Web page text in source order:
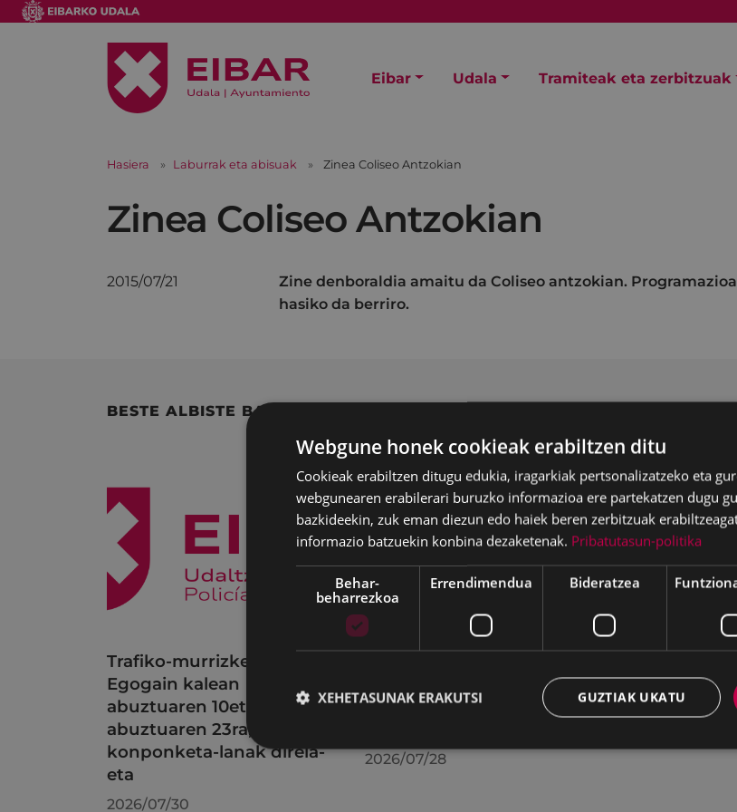
Eibar Udala Tramiteak eta zerbitzuak
Hasiera Laburrak eta abisuak Zinea Coliseo Antzokian
Zinea Coliseo Antzokian
2015/07/21
Zine denboraldia amaitu da Coliseo antzokian.
hasiko da berriro.
BESTE ALBISTE BATZUK
Trafiko-murrizketak
Egogain kalean
abuztuaren 10etik
abuztuaren 23ra,
konponketa-lanak direla-
eta
2026/07/30
uztailaren 27an egindako
bilkuran hartutako
2026/07/28
egongo da
24ra arte
Webgune honek cookieak erabiltzen ditu
Cookieak erabiltzen ditugu edukia, iragarkiak pertsonalizatzeko eta
webgunearen erabilerari buruzko informazioa ere partekatzen dugu
bazkideekin, zuk eman diezun edo haiek beren zerbitzuak
informazio batzuekin konbina dezaketenak. Pribatutasun-politika
Behar-
beharrezkoa
Errendimendua Bideratzea
GUZTIAK UKATU
XEHETASUNAK ERAKUTSI